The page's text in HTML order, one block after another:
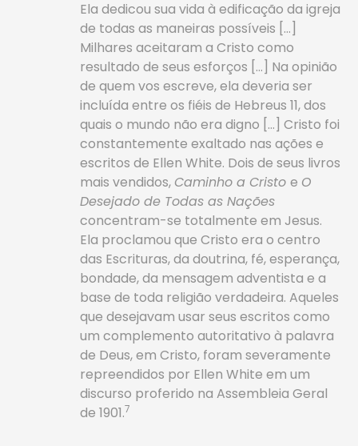
Ela dedicou sua vida à edificação da igreja
de todas as maneiras possíveis […]
Milhares aceitaram a Cristo como
resultado de seus esforços […] Na opinião
de quem vos escreve, ela deveria ser
incluída entre os fiéis de Hebreus 11, dos
quais o mundo não era digno […] Cristo foi
constantemente exaltado nas ações e
escritos de Ellen White. Dois de seus livros
mais vendidos, Caminho a Cristo e O
Desejado de Todas as Nações
concentram-se ­totalmente em Jesus.
Ela proclamou que Cristo era o centro
das Escrituras, da doutrina, fé, esperança,
bondade, da mensagem adventista e a
base de toda religião verdadeira. Aqueles
que desejavam usar seus escritos como
um complemento autoritativo à palavra
de Deus, em Cristo, foram severamente
repreendidos por Ellen White em um
discurso proferido na Assembleia Geral
de 1901.7